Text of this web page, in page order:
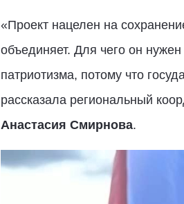
«Проект нацелен на
объединяет. Для чего он
патриотизма, потому что
рассказала региональный
Анастасия Смирнова.